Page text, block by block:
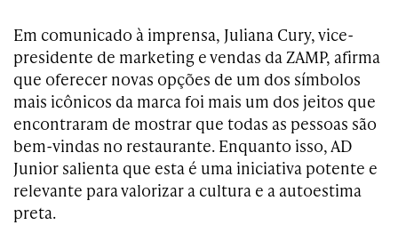
Em comunicado à imprensa, Juliana Cury, vice-
presidente de marketing e vendas da ZAMP, afirma
que oferecer novas opções de um dos símbolos
mais icônicos da marca foi mais um dos jeitos que
encontraram de mostrar que todas as pessoas são
bem-vindas no restaurante. Enquanto isso, AD
Junior salienta que esta é uma iniciativa potente e
relevante para valorizar a cultura e a autoestima
preta.